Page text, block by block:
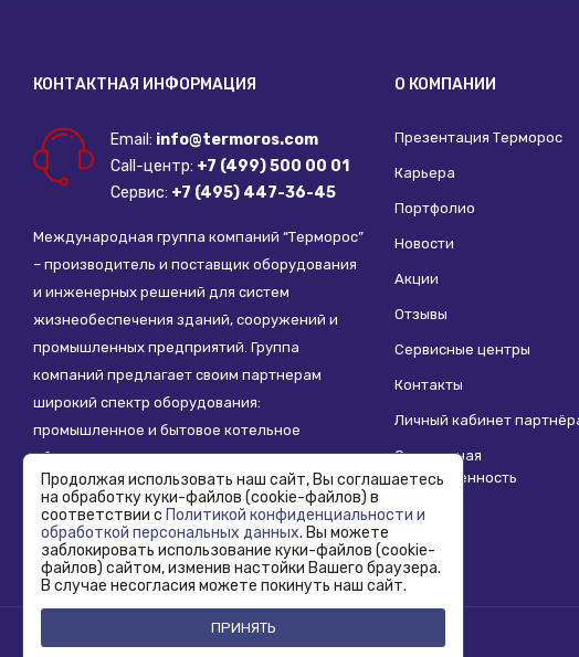
КОНТАКТНАЯ ИНФОРМАЦИЯ
Email: info@termoros.com
Call-центр: +7 (499) 500 00 01
Сервис: +7 (495) 447-36-45
Международная группа компаний “Терморос”
– производитель и поставщик оборудования
и инженерных решений для систем
жизнеобеспечения зданий, сооружений и
промышленных предприятий. Группа
компаний предлагает своим партнерам
широкий спектр оборудования:
промышленное и бытовое котельное
оборудование, системы отопления,
водоснабжения, водоподготовки и другие
инженерные системы.
О КОМПАНИИ
Презентация Терморос
Карьера
Портфолио
Новости
Акции
Отзывы
Сервисные центры
Контакты
Личный кабинет
Социальная
ответственность
Copyright © 1995 - 2026 Termoros. Все права защищены.
Продолжая использовать наш сайт, Вы соглашаетесь
на обработку куки-файлов (cookie-файлов) в
соответствии с Политикой конфиденциальности и
обработкой персональных данных. Вы можете
заблокировать использование куки-файлов (cookie-
файлов) сайтом, изменив настойки Вашего браузера.
В случае несогласия можете покинуть наш сайт.
ПРИНЯТЬ